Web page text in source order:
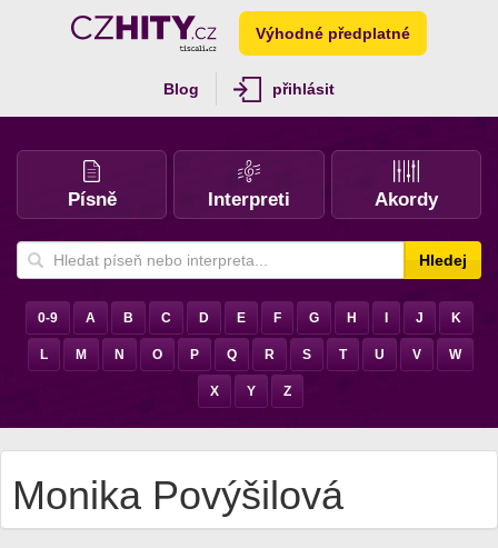
Výhodné předplatné
Blog přihlásit
Písně Interpreti Akordy
Hledej
0-9 A B C D E F G H J K
L M N O P Q R S T U V W
X Y Z
Monika Povýšilová